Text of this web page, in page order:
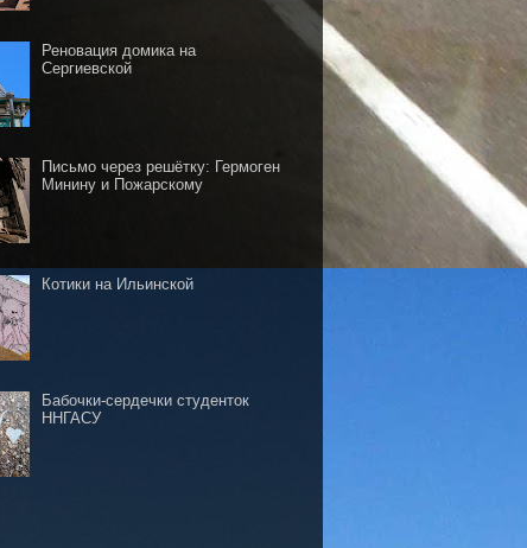
Реновация домика на
Сергиевской
Письмо через решётку: Гермоген
Минину и Пожарскому
Котики на Ильинской
Бабочки-сердечки студенток
ННГАСУ